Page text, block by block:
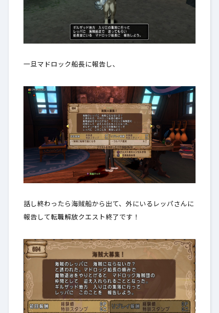
一旦マドロック船長に報告し、
話し終わったら海賊船から出て、外にいるレッパさんに
報告して転職解放クエスト終了です！